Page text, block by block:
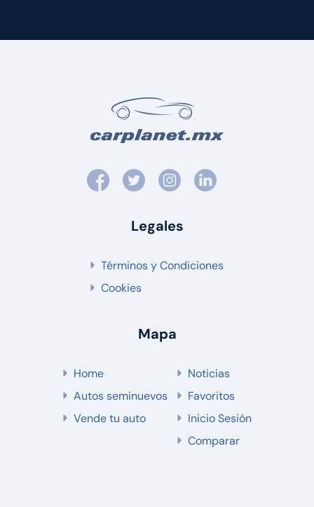
Legales
Términos y Condiciones
Cookies
Mapa
Home
Autos seminuevos
Vende tu auto
Noticias
Favoritos
Inicio Sesión
Comparar